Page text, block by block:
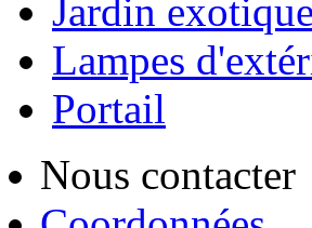
Jardin exotique
Lampes
Portail
Nous contacter